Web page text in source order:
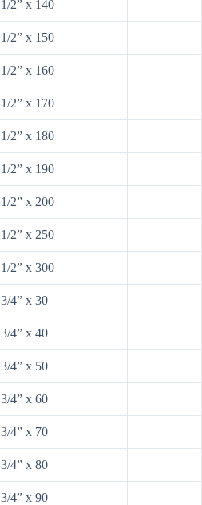
1/2” x 140
1/2” x 150
1/2” x 160
1/2” x 170
1/2” x 180
1/2” x 190
1/2” x 200
1/2” x 250
1/2” x 300
3/4” x 30
3/4” x 40
3/4” x 50
3/4” x 60
3/4” x 70
3/4” x 80
3/4” x 90